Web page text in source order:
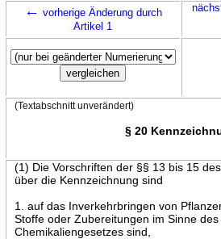
← vorherige Änderung durch
Artikel 1
(Textabschnitt unverändert)
§ 20
(1) Die Vorschriften der §§ 13 bis 15
über die Kennzeichnung sind
1. auf das Inverkehrbringen von
Stoffe oder Zubereitungen im Sinne
Chemikaliengesetzes sind,